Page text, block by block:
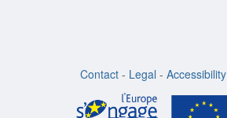
Contact - Legal - Accessibility